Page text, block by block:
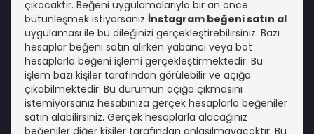
çıkacaktır. Beğeni uygulamalarıyla bir an önce
bütünleşmek istiyorsanız İnstagram beğeni satın al
uygulaması ile bu dileğinizi gerçekleştirebilirsiniz. Bazı
hesaplar beğeni satın alırken yabancı veya bot
hesaplarla beğeni işlemi gerçekleştirmektedir. Bu
işlem bazı kişiler tarafından görülebilir ve açığa
çıkabilmektedir. Bu durumun açığa çıkmasını
istemiyorsanız hesabınıza gerçek hesaplarla beğeniler
satın alabilirsiniz. Gerçek hesaplarla alacağınız
beğeniler diğer kişiler tarafından anlaşılmayacaktır. Bu